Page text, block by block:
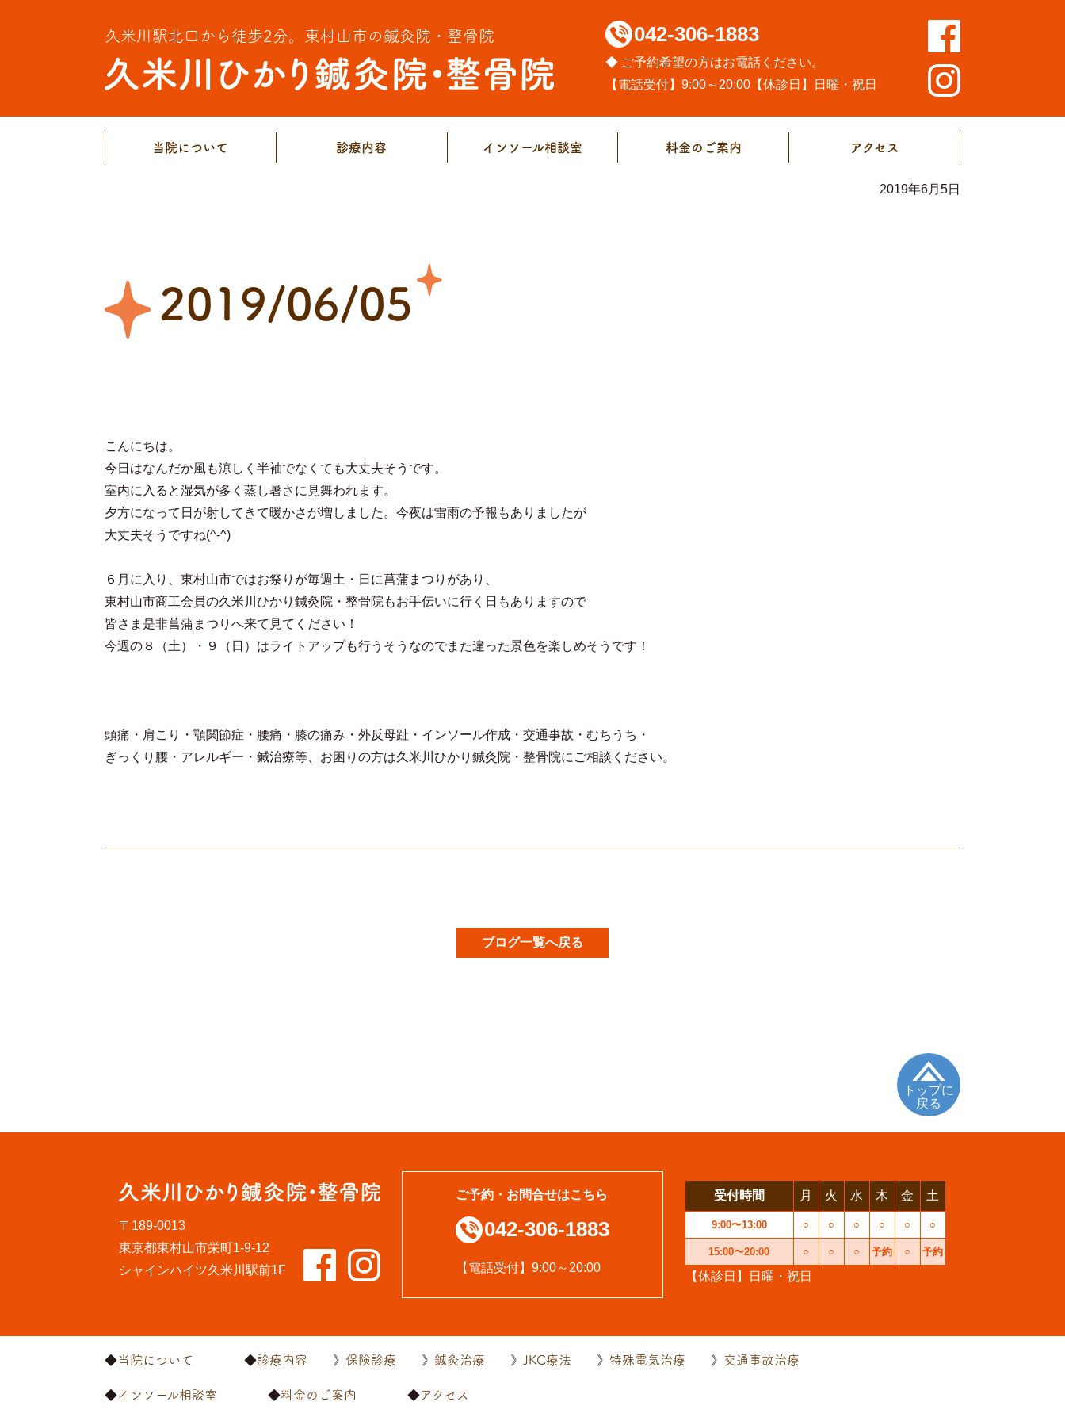
久米川駅北口から徒歩2分。 東村山市の鍼灸院・整骨院 042-306-1883
◆ ご予約希望の方はお電話ください。
【電話受付】9:00～20:00【休診日】日曜・祝日
当院について 診療内容 インソール相談室 料金のご案内 アクセス
2019年6月5日
2019/06/05
こんにちは。
今日はなんだか風も涼しく半袖でなくても大丈夫そうです。
室内に入ると湿気が多く蒸し暑さに見舞われます。
夕方になって日が射してきて暖かさが増しました。今夜は雷雨の予報もありましたが
大丈夫そうですね(^-^)
６月に入り、東村山市ではお祭りが毎週土・日に菖蒲まつりがあり、
東村山市商工会員の久米川ひかり鍼灸院・整骨院もお手伝いに行く日もありますので
皆さま是非菖蒲まつりへ来て見てください！
今週の８（土）・９（日）はライトアップも行うそうなのでまた違った景色を楽しめそうです！
頭痛・肩こり・顎関節症・腰痛・膝の痛み・外反母趾・インソール作成・交通事故・むちうち・
ぎっくり腰・アレルギー・鍼治療等、お困りの方は久米川ひかり鍼灸院・整骨院にご相談ください。
ブログ一覧へ戻る
トップに
戻る
〒189-0013
東京都東村山市栄町1-9-12
シャインハイツ久米川駅前1F
ご予約・お問合せはこちら
042-306-1883
【電話受付】9:00～20:00
受付時間 月 火 水 木 金 土
9:00〜13:00 ○ ○ ○ ○ ○ ○
15:00〜20:00 ○ ○ ○ 予約 ○ 予約
【休診日】日曜・祝日
当院について 診療内容 保険診療 鍼灸治療 JKC療法 特殊電気治療 交通事故治療
インソール相談室 料金のご案内 アクセス